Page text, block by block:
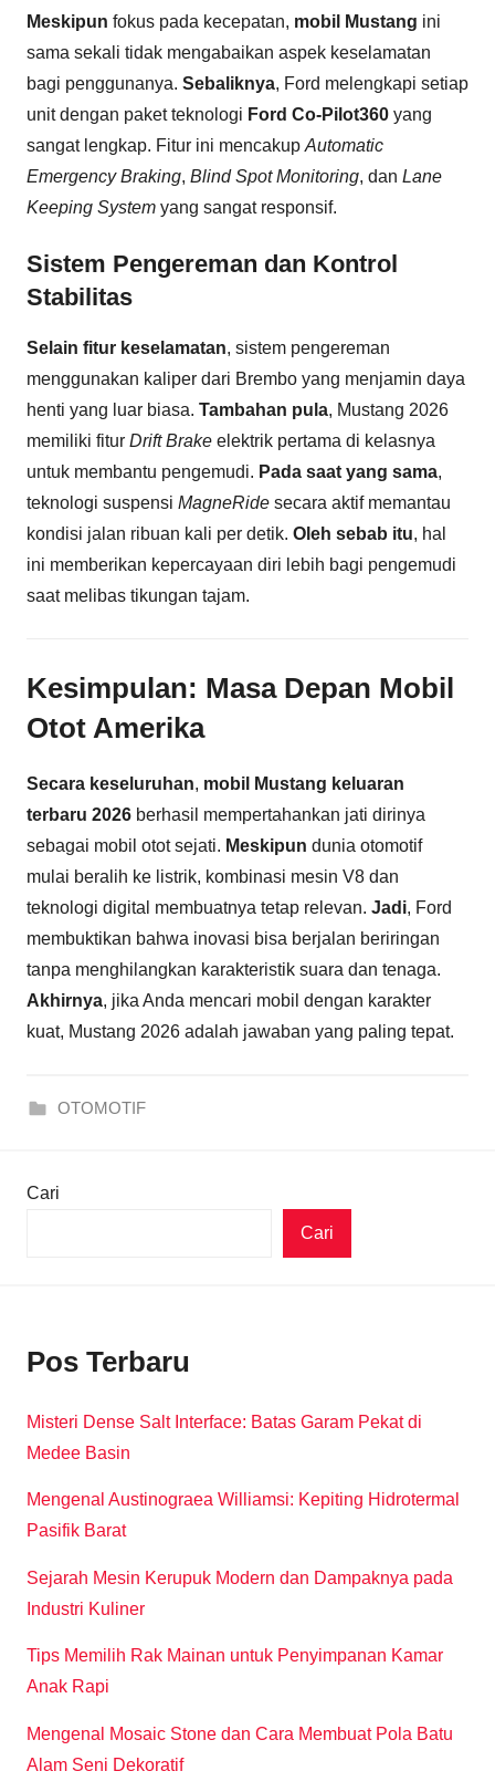
Meskipun fokus pada kecepatan, mobil Mustang ini
sama sekali tidak mengabaikan aspek keselamatan
bagi penggunanya. Sebaliknya, Ford melengkapi setiap
unit dengan paket teknologi Ford Co-Pilot360 yang
sangat lengkap. Fitur ini mencakupAutomatic
Emergency Braking, Blind Spot Monitoring, dan Lane
Keeping System yang sangat responsif.
Sistem Pengereman dan Kontrol
Stabilitas
Selain fitur keselamatan, sistem pengereman
menggunakan kaliper dari Brembo yang menjamin daya
henti yang luar biasa. Tambahan pula, Mustang 2026
memiliki fitur Drift Brake elektrik pertama di kelasnya
untuk membantu pengemudi. Pada saat yang sama,
teknologi suspensi MagneRide secara aktif memantau
kondisi jalan ribuan kali per detik. Oleh sebab itu, hal
ini memberikan kepercayaan diri lebih bagi pengemudi
saat melibas tikungan tajam.
Kesimpulan: Masa Depan Mobil
Otot Amerika
Secara keseluruhan, mobil Mustang keluaran
terbaru 2026 berhasil mempertahankan jati dirinya
sebagai mobil otot sejati. Meskipun dunia otomotif
mulai beralih ke listrik, kombinasi mesin V8 dan
teknologi digital membuatnya tetap relevan. Jadi, Ford
membuktikan bahwa inovasi bisa berjalan beriringan
tanpa menghilangkan karakteristik suara dan tenaga.
Akhirnya, jika Anda mencari mobil dengan karakter
kuat, Mustang 2026 adalah jawaban yang paling tepat.
OTOMOTIF
Cari
Cari
Pos Terbaru
Misteri Dense Salt Interface: Batas Garam Pekat di
Medee Basin
Mengenal Austinograea Williamsi: Kepiting Hidrotermal
Pasifik Barat
Sejarah Mesin Kerupuk Modern dan Dampaknya pada
Industri Kuliner
Tips Memilih Rak Mainan untuk Penyimpanan Kamar
Anak Rapi
Mengenal Mosaic Stone dan Cara Membuat Pola Batu
Alam Seni Dekoratif